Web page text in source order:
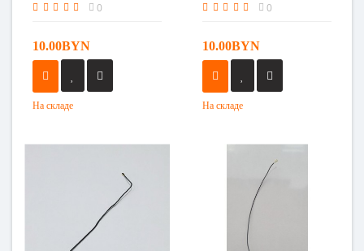
0
10.00BYN
На складе
0
10.00BYN
На складе